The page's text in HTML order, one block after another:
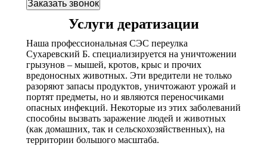
Услуги дератизации
Наша профессиональная СЭС переулка
Сухаревский Б. специализируется на уничтожении
грызунов – мышей, кротов, крыс и прочих
вредоносных животных. Эти вредители не только
разоряют запасы продуктов, уничтожают урожай и
портят предметы, но и являются переносчиками
опасных инфекций. Некоторые из этих заболеваний
способны вызвать заражение людей и животных
(как домашних, так и сельскохозяйственных), на
территории большого масштаба.